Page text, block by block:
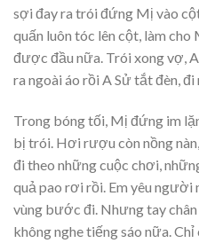
sợi đay ra trói đứng Mị vào
quấn luôn tóc lên cột, làm cho
được đầu nữa. Trói xong vợ,
ra ngoài áo rồi A Sử tắt đèn, đi
Trong bóng tối, Mị đứng im
bị trói. Hơi rượu còn nồng
đi theo những cuộc chơi,
quả pao rơi rồi. Em yêu người
vùng bước đi. Nhưng tay
không nghe tiếng sáo nữa.